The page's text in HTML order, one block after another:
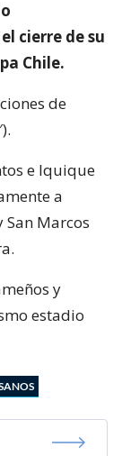
cierre de su
Chile.
de
e Iquique
a
San Marcos
y
estadio